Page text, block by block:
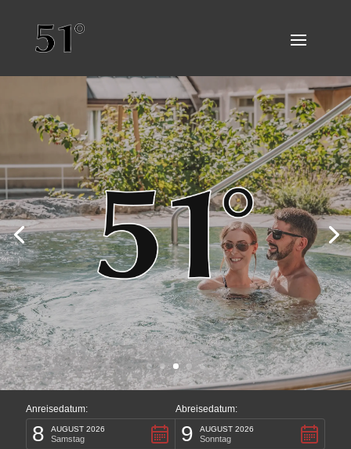
Anreisedatum:
8 AUGUST 2026
Samstag
Abreisedatum:
9 AUGUST 2026
Sonntag